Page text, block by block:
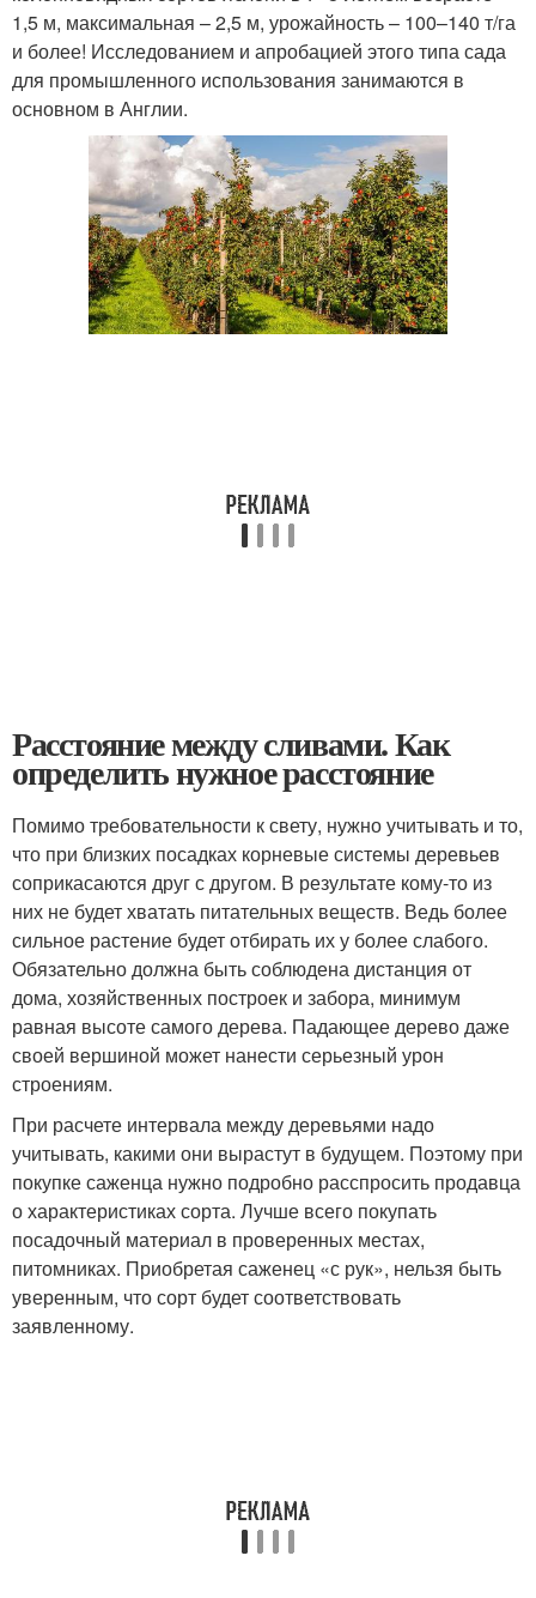
1,5 м, максимальная – 2,5 м, урожайность – 100–140 т/га
и более! Исследованием и апробацией этого типа сада
для промышленного использования занимаются в
основном в Англии.
Расстояние между сливами. Как
определить нужное расстояние
Помимо требовательности к свету, нужно учитывать и то,
что при близких посадках корневые системы деревьев
соприкасаются друг с другом. В результате кому-то из
них не будет хватать питательных веществ. Ведь более
сильное растение будет отбирать их у более слабого.
Обязательно должна быть соблюдена дистанция от
дома, хозяйственных построек и забора, минимум
равная высоте самого дерева. Падающее дерево даже
своей вершиной может нанести серьезный урон
строениям.
При расчете интервала между деревьями надо
учитывать, какими они вырастут в будущем. Поэтому при
покупке саженца нужно подробно расспросить продавца
о характеристиках сорта. Лучше всего покупать
посадочный материал в проверенных местах,
питомниках. Приобретая саженец «с рук», нельзя быть
уверенным, что сорт будет соответствовать
заявленному.